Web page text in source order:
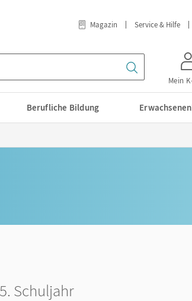
Magazin Service & Hilfe
Mein
Berufliche Bildung
Schuljahr